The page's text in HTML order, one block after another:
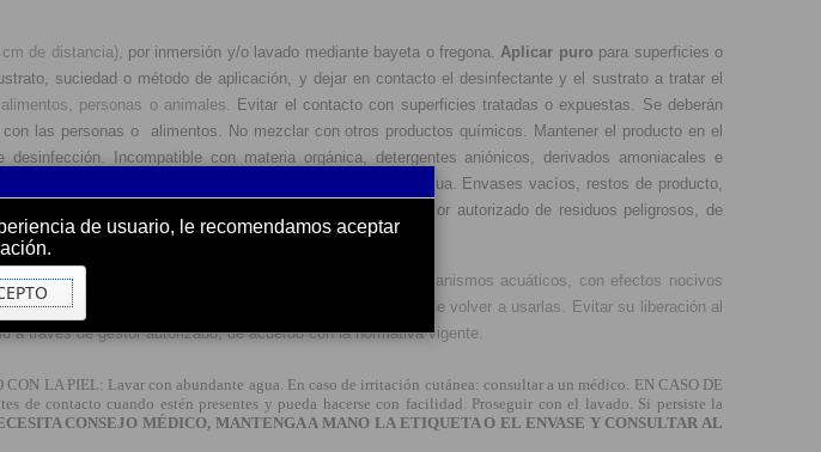
de distancia), por inmersión y/o lavado mediante bayeta o fregona.Aplicar puropara superficies o
suciedad o método de aplicación, y dejar en contacto el desinfectante y el sustrato a tratar el
personas o animales. Evitar el contacto con superficies tratadas o expuestas. Se deberán
las personas o alimentos. No mezclar con otros productos químicos. Mantener el producto en el
Incompatible con materia orgánica, detergentes aniónicos, derivados amoniacales e
No tirar en suelos no pavimentados, en cursos de agua. Envases vacíos, restos de producto,
peligrosos. Entréguense dichos residuos a un gestor autorizado de residuos peligrosos, de
lesiones oculares graves. Muy tóxico para los organismos acuáticos, con efectos nocivos
Quitar las prendas contaminadas y lavarlas antes de volver a usarlas. Evitar su liberación al
a través de gestor autorizado, de acuerdo con la normativa vigente.
CON LA PIEL: Lavar con abundante agua. En caso de irritación cutánea: consultar a un médico. EN CASO DE
de contacto cuando estén presentes y pueda hacerse con facilidad. Proseguir con el lavado. Si persiste la
CONSEJO MÉDICO, MANTENGA A MANO LA ETIQUETA O EL ENVASE Y CONSULTAR AL
de usuario, le recomendamos aceptar